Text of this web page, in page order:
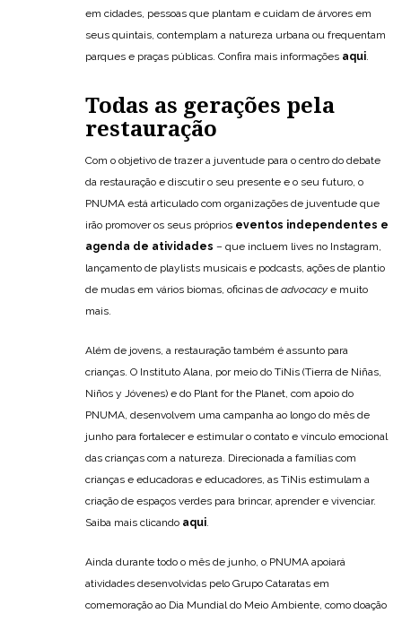
em cidades, pessoas que plantam e cuidam de árvores em
seus quintais, contemplam a natureza urbana ou frequentam
parques e praças públicas. Confira mais informações aqui.
Todas as gerações pela
restauração
Com o objetivo de trazer a juventude para o centro do debate
da restauração e discutir o seu presente e o seu futuro, o
PNUMA está articulado com organizações de juventude que
irão promover os seus próprios eventos independentes e
agenda de atividades – que incluem lives no Instagram,
lançamento de playlists musicais e podcasts, ações de plantio
de mudas em vários biomas, oficinas de advocacy e muito
mais.
Além de jovens, a restauração também é assunto para
crianças. O Instituto Alana, por meio do TiNis (Tierra de Niñas,
Niños y Jóvenes) e do Plant for the Planet, com apoio do
PNUMA, desenvolvem uma campanha ao longo do mês de
junho para fortalecer e estimular o contato e vínculo emocional
das crianças com a natureza. Direcionada a famílias com
crianças e educadoras e educadores, as TiNis estimulam a
criação de espaços verdes para brincar, aprender e vivenciar.
Saiba mais clicando aqui.
Ainda durante todo o mês de junho, o PNUMA apoiará
atividades desenvolvidas pelo Grupo Cataratas em
comemoração ao Dia Mundial do Meio Ambiente, como doação